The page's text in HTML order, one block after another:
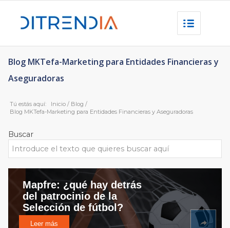
Blog MKTefa-Marketing para Entidades Financieras y
Aseguradoras
Tú estás aquí: Inicio / Blog /
Blog MKTefa-Marketing para Entidades Financieras y Aseguradoras
Buscar
Mapfre: ¿qué hay detrás
del patrocinio de la
Selección de fútbol?
Leer más